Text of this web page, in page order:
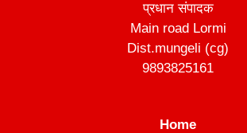
प्रधान संपादक
Main road Lormi
Dist.mungeli (cg)
9893825161
Home